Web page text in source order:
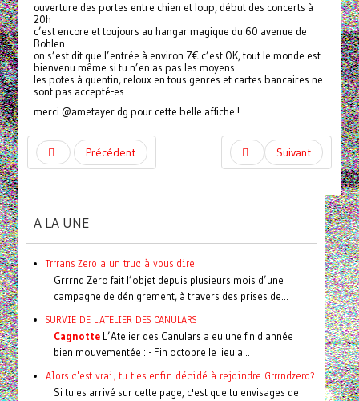
ouverture des portes entre chien et loup, début des concerts à
20h
c’est encore et toujours au hangar magique du 60 avenue de
Bohlen
on s’est dit que l’entrée à environ 7€ c’est OK, tout le monde est
bienvenu même si tu n’en as pas les moyens
les potes à quentin, reloux en tous genres et cartes bancaires ne
sont pas accepté-es
merci @ametayer.dg pour cette belle affiche !
Précédent Suivant
A LA UNE
Trrrans Zero a un truc à vous dire
Grrrnd Zero fait l’objet depuis plusieurs mois d’une
campagne de dénigrement, à travers des prises de...
SURVIE DE L'ATELIER DES CANULARS
CagnotteL’Atelier des Canulars a eu une fin d'année
bien mouvementée : - Fin octobre le lieu a...
Alors c'est vrai, tu t'es enfin décidé à rejoindre Grrrndzero?
Si tu es arrivé sur cette page, c'est que tu envisages de